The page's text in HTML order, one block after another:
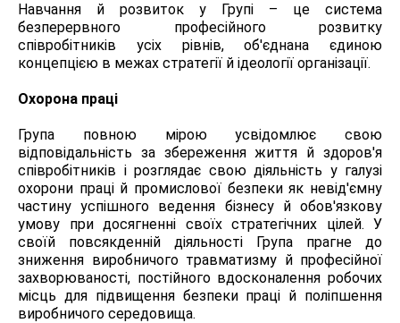
Навчання й розвиток у Групі – це система
безперервного професійного розвитку
співробітників усіх рівнів, об'єднана єдиною
концепцією в межах стратегії й ідеології організації.
Охорона праці
Група повною мірою усвідомлює свою
відповідальність за збереження життя й здоров'я
співробітників і розглядає свою діяльність у галузі
охорони праці й промислової безпеки як невід'ємну
частину успішного ведення бізнесу й обов'язкову
умову при досягненні своїх стратегічних цілей. У
своїй повсякденній діяльності Група прагне до
зниження виробничого травматизму й професійної
захворюваності, постійного вдосконалення робочих
місць для підвищення безпеки праці й поліпшення
виробничого середовища.